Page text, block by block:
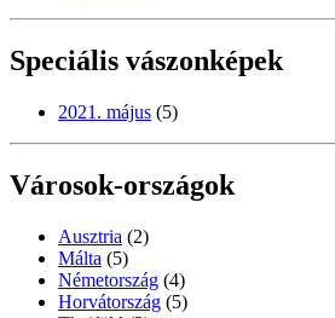
Speciális vászonképek
2021. május (5)
Városok-országok
Ausztria (2)
Málta (5)
Németország (4)
Horvátország (5)